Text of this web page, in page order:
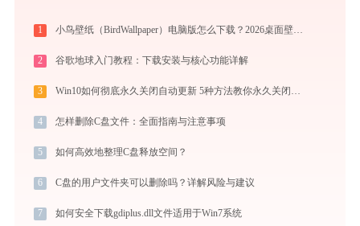
1 小鸟壁纸（BirdWallpaper）电脑版怎么下载？2026桌面壁纸美化神器指南
2 谷歌地球入门教程：下载安装与核心功能详解
3 Win10如何彻底永久关闭自动更新 5种方法教你永久关闭win10自动更新
4 怎样删除C盘文件：全面指南与注意事项
5 如何高效地整理C盘释放空间？
6 C盘的用户文件夹可以删除吗？详解风险与建议
7 如何安全下载gdiplus.dll文件适用于Win7系统